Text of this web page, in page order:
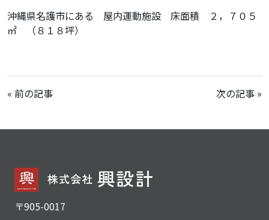
沖縄県名護市にある 屋内運動施設 床面積 ２，７０５
㎡ （８１８坪）
« 前の記事 次の記事 »
〒905-0017